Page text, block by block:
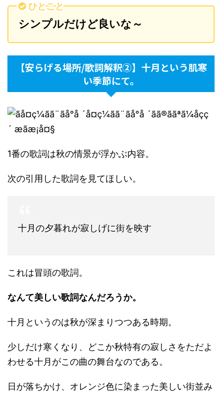
ひとこと
シンプルだけど良いな～
【安らげる場所/歌詞解釈②】十月という肌寒
い季節にて。
1番の歌詞は秋の情景が浮かぶ内容。
次の引用した歌詞を見てほしい。
十月の夕暮れが寂しげに街を映す
これは冒頭の歌詞。
なんて美しい歌詞なんだろうか。
十月というのは秋が深まりつつある時期。
少しだけ寒くなり、どこか秋特有の寂しさをただよ
わせる十月がこの曲の舞台なのである。
日が落ちかけ、オレンジ色に染まった美しい街並み